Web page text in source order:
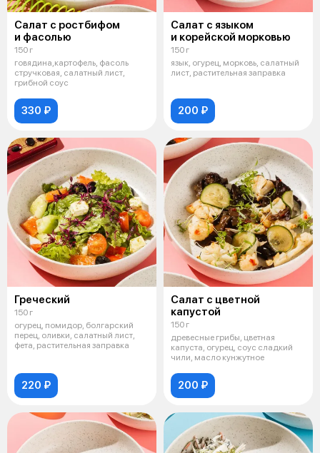
Салат с ростбифом
и фасолью
150 г
говядина,картофель, фасоль
стручковая, салатный лист,
грибной соус
330 ₽
Салат с языком
и корейской морковью
150 г
язык, огурец, морковь, салатный
лист, растительная заправка
200 ₽
Греческий
150 г
огурец, помидор, болгарский
перец, оливки, салатный лист,
фета, растительная заправка
220 ₽
Салат с цветной
капустой
150 г
древесные грибы, цветная
капуста, огурец, соус сладкий
чили, масло кунжутное
200 ₽